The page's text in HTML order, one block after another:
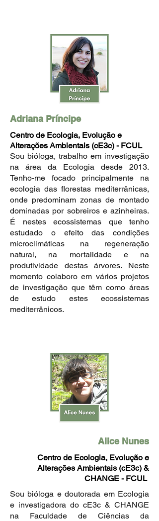
Adriana Príncipe
Centro de Ecologia, Evolução e
Alterações Ambientais (cE3c) - FCUL
Sou bióloga, trabalho em investigação
na área da Ecologia desde 2013.
Tenho-me focado principalmente na
ecologia das florestas mediterrânicas,
onde predominam zonas de montado
dominadas por sobreiros e azinheiras.
É nestes ecossistemas que tenho
estudado o efeito das condições
microclimáticas na regeneração
natural, na mortalidade e na
produtividade destas árvores. Neste
momento colaboro em vários projetos
de investigação que têm como áreas
de estudo estes ecossistemas
mediterrânicos.
Alice Nunes
Centro de Ecologia, Evolução e
Alterações Ambientais (cE3c) &
CHANGE - FCUL
Sou bióloga e doutorada em Ecologia
e investigadora do cE3c & CHANGE
na Faculdade de Ciências da